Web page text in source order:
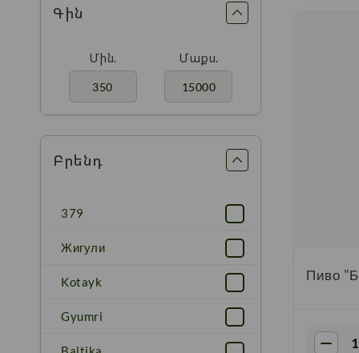
Գին
Մին. Մաքս.
Բրենդ
379
Жигули
Kotayk
Gyumri
Пиво